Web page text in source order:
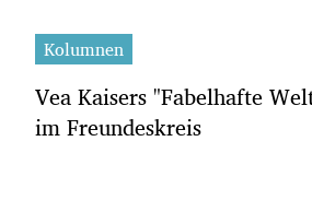
Kolumnen
Vea Kaisers "Fabelhafte
im Freundeskreis